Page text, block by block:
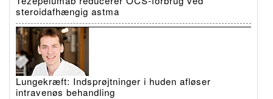
steroidafhængig astma
Lungekræft: Indsprøjtninger i huden afløser
intravenøs behandling